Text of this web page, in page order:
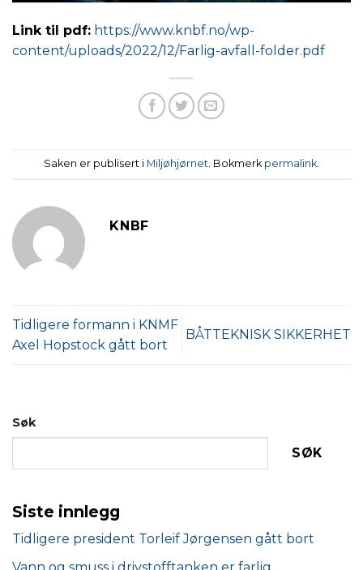
Link til pdf: https://www.knbf.no/wp-
content/uploads/2022/12/Farlig-avfall-folder.pdf
Saken er publisert i Miljøhjørnet . Bokmerk permalink
KNBF
Tidligere formann i KNMF
Axel Hopstock gått bort
BÅTTEKNISK SIKKERHET
Søk
SØK
Siste innlegg
Tidligere president Torleif Jørgensen gått bort